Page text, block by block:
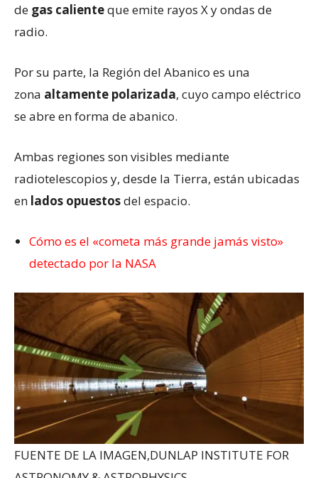
de gas calienteque emite rayos X y ondas de
radio.
Por su parte, la Región del Abanico es una
zona altamente polarizada, cuyo campo eléctrico
se abre en forma de abanico.
Ambas regiones son visibles mediante
radiotelescopios y, desde la Tierra, están ubicadas
en lados opuestosdel espacio.
Cómo es el «cometa más grande jamás visto»
detectado por la NASA
FUENTE DE LA IMAGEN,DUNLAP INSTITUTE FOR